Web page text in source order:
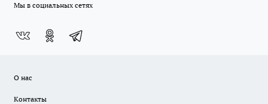
Мы в социальных сетях
О нас
Контакты